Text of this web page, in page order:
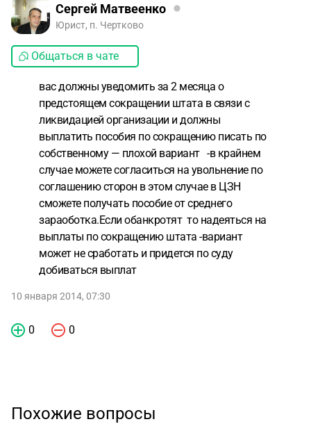
Сергей Матвеенко
Юрист, п. Чертково
Общаться в чате
вас должны уведомить за 2 месяца о
предстоящем сокращении штата в связи с
ликвидацией организации и должны
выплатить пособия по сокращению писать по
собственному — плохой вариант -в крайнем
случае можете согласиться на увольнение по
соглашению сторон в этом случае в ЦЗН
сможете получать пособие от среднего
зараоботка.Если обанкротят то надеяться на
выплаты по сокращению штата -вариант
может не сработать и придется по суду
добиваться выплат
10 января 2014, 07:30
0 0
Похожие вопросы